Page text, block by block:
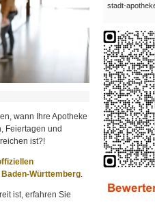
wann Ihre Apotheke
Feiertagen und
ist?!
Württemberg
ist, erfahren Sie
stadt-